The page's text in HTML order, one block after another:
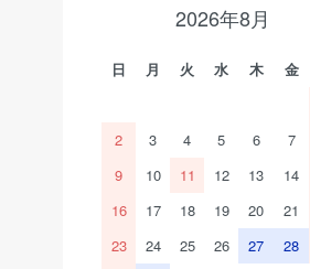
2026年8月
日 月 火 水 木 金
2
3 4 5 6 7
9
10 11 12 13 14
16
17 18 19 20 21
23
24 25 26 27 28